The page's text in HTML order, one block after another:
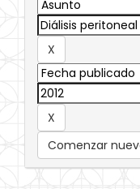
Comenzar